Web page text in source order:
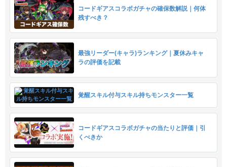
コードギアスコラボガチャの確保数解説｜何体
残すべき？
最強リーダー(キャラ)ランキング｜夏休みキャ
ラの評価を記載
覚醒スキル付与スキル持ちモンスター一覧
コードギアスコラボガチャの当たりと評価｜引
くべきか